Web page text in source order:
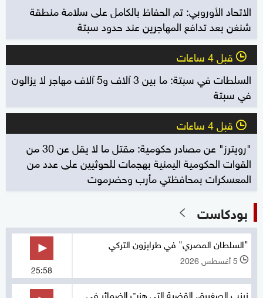
الاتحاد الأوروبي: تم الحفاظ بالكامل على سلامة منطقة
شنغن بعد تدافع المهاجرين عند حدود سبتة
l قبل 4 ساعات
السلطات في سبتة: ما بين 3 آلاف و5 آلاف مهاجر لا يزالون
في سبتة
l قبل 4 ساعات
"رويترز" عن مصادر حكومية: مقتل ما لا يقل عن 30 من
القوات الحكومية اليمنية بهجمات للحوثيين على عدد من
المعسكرات بمحافظتي مأرب وحضرموت
بودكاست
"السلطان المصري" في طرابزون التركي
l 5 أغسطس 2026
25:58
زينب الصغيرة.. القضية التي هزت الضمائر في